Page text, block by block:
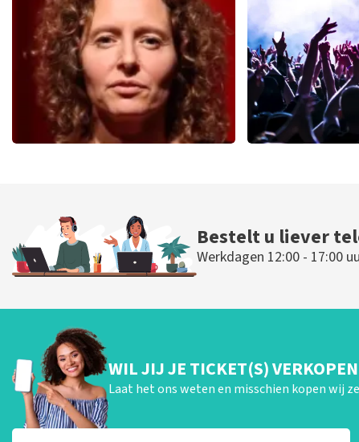
BESTEL NU BESTEL
BESTEL NU
Bestelt u liever
Werkdagen 12:00 - 17:00
WIL JIJ JE TICKET(S)
Laat het ons weten en misschien kopen wij